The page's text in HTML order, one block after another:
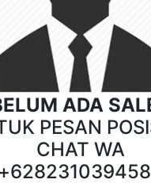
ADA
PESAN
CHAT WA